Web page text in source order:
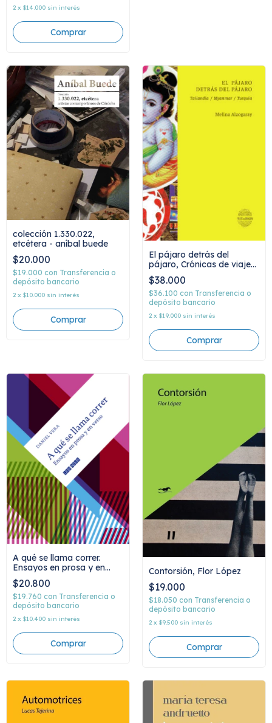
2 x $14.000 sin interés
colección 1.330.022,
etcétera - aníbal buede
$20.000
$19.000 con Transferencia o
depósito bancario
2 x $10.000 sin interés
El pájaro detrás del
pájaro, Crónicas de viaje
ilustradas, Melina
Alzogaray
$38.000
$36.100 con Transferencia o
depósito bancario
2 x $19.000 sin interés
A qué se llama correr.
Ensayos en prosa y en
verso, Daniel Vera
$20.800
$19.760 con Transferencia o
depósito bancario
2 x $10.400 sin interés
Contorsión, Flor López
$19.000
$18.050 con Transferencia o
depósito bancario
2 x $9.500 sin interés